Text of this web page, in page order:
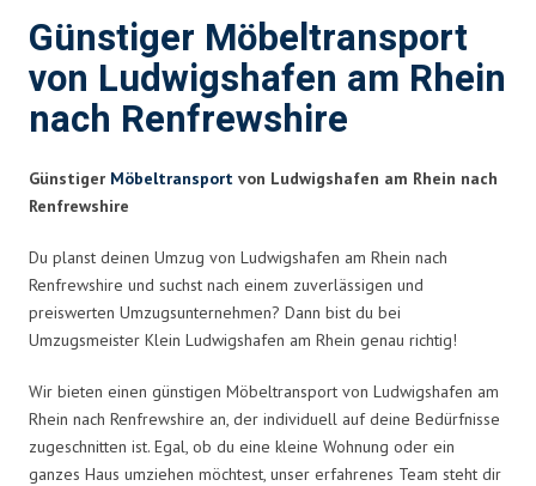
Günstiger Möbeltransport
von Ludwigshafen am Rhein
nach Renfrewshire
Günstiger Möbeltransport von Ludwigshafen am Rhein nach
Renfrewshire
Du planst deinen Umzug von Ludwigshafen am Rhein nach
Renfrewshire und suchst nach einem zuverlässigen und
preiswerten Umzugsunternehmen? Dann bist du bei
Umzugsmeister Klein Ludwigshafen am Rhein genau richtig!
Wir bieten einen günstigen Möbeltransport von Ludwigshafen am
Rhein nach Renfrewshire an, der individuell auf deine Bedürfnisse
zugeschnitten ist. Egal, ob du eine kleine Wohnung oder ein
ganzes Haus umziehen möchtest, unser erfahrenes Team steht dir